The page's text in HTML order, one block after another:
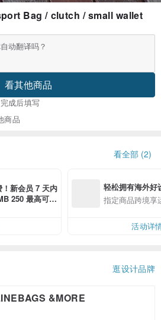
Bag / clutch / small wallet
动翻译吗？
看其他商品
完成后填写
商品
看全部 (2)
新会员 7 天内
250 最高可折
轻松拥有海外好
指定商品跨境享
活动详
逛设计品牌
&MORE